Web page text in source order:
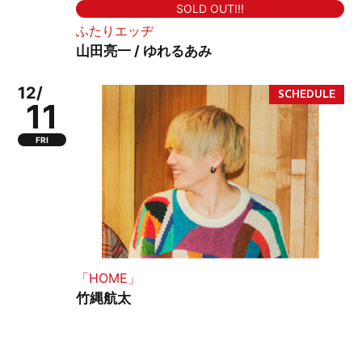
SOLD OUT!!!
ふたりエッヂ
山田亮一 / ゆれるあみ
12/
11
FRI
「HOME」
竹縄航太